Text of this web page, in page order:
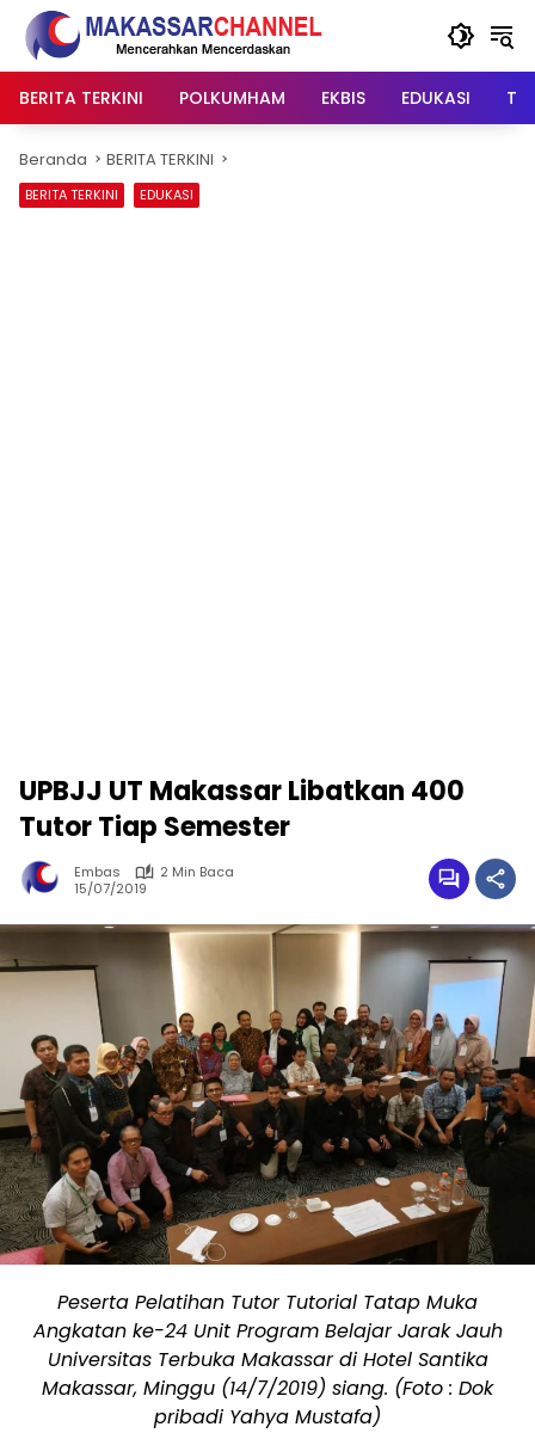
Langsung
konten
BERITA TERKINI
POLKUMHAM EKBIS EDUKASI
Beranda BERITA TERKINI
BERITA TERKINI EDUKASI
UPBJJ UT Makassar Libatkan 400
Tutor Tiap Semester
Embas
2 Min Baca
15/07/2019
Peserta Pelatihan Tutor Tutorial Tatap Muka
Angkatan ke-24 Unit Program Belajar Jarak Jauh
Universitas Terbuka Makassar di Hotel Santika
Makassar, Minggu (14/7/2019) siang. (Foto : Dok
pribadi Yahya Mustafa)